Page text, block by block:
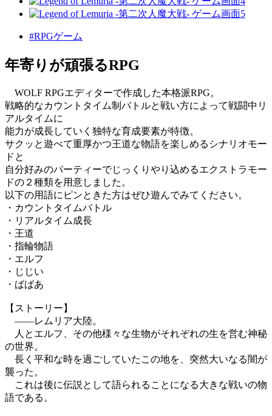
#RPGゲーム
年寄りが頑張るRPG
WOLF RPGエディターで作成した本格派RPG。
戦略的なカウントタイム制バトルと戦い方によって戦闘中リ
アルタイムに
能力が成長していく独特な育成要素が特徴。
サクッと遊べて重厚かつ王道な物語を楽しめるシナリオモー
ドと
自分好みのパーティーでじっくりやり込めるエクストラモー
ドの２種類を用意しました。
以下の用語にピンときた方はぜひ遊んでみてください。
・カウントタイムバトル
・リアルタイム成長
・王道
・指輪物語
・エルフ
・じじい
・ばばあ
【ストーリー】
――レムリア大陸。
人とエルフ、その他様々な生物がそれぞれの生を営む神秘
の世界。
長く平和な時を過ごしていたこの地を、突然大いなる闇が
襲った。
これは後に伝説として語られることになる大きな戦いの物
語である。